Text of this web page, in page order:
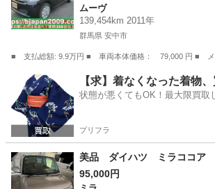
（検9.2）
ムーヴ
139,454km 2011年
群馬県 安中市
■ 支払総額: 9.9万円 ■ 車両本体価格： 79,000 円 ■
群馬 安中市 ムーヴ
【求】着なくなった着物
状態が悪くてもOK！最大限買取
プリフラ
美品 ダイハツ ミラココア
95,000円